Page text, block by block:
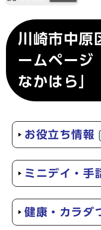
川崎市中原
ームページ
なかはら」
お役立ち情報
ミニデイ・手
健康・カラダ